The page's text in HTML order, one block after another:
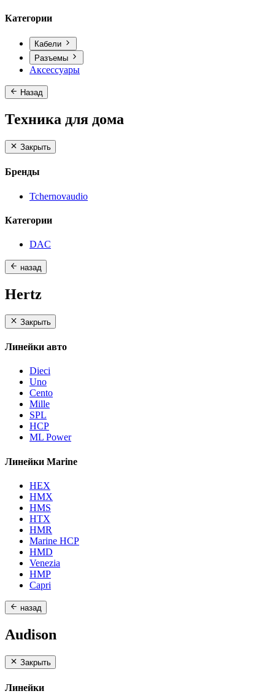
Категории
Кабели
Разъемы
Аксессуары
Назад
Техника для дома
Закрыть
Бренды
Tchernovaudio
Категории
DAC
назад
Hertz
Закрыть
Линейки авто
Dieci
Uno
Cento
Mille
SPL
HCP
ML Power
Линейки Marine
HEX
HMX
HMS
HTX
HMR
Marine HCP
HMD
Venezia
HMP
Capri
назад
Audison
Закрыть
Линейки